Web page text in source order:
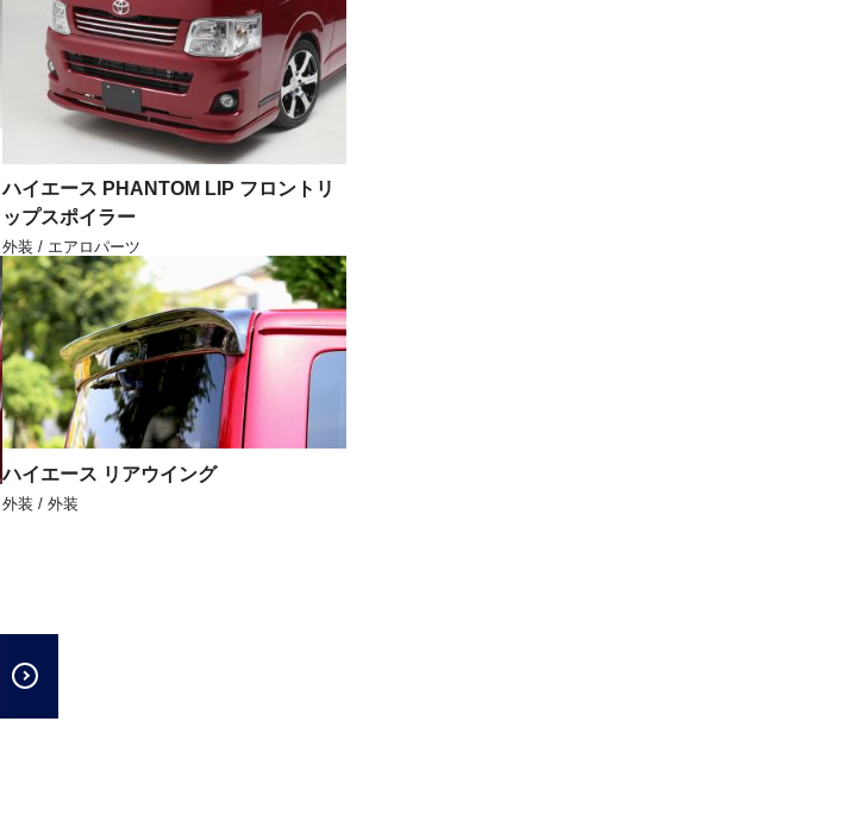
ハイエース PHANTOM LIP フロントリ
ップスポイラー
外装 / エアロパーツ
ハイエース リアウイング
外装 / 外装